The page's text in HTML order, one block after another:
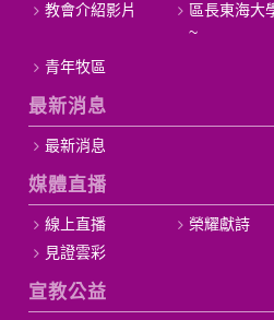
教會介紹影片
區長東海大
~
青年牧區
最新消息
最新消息
媒體直播
線上直播 榮耀獻詩
見證雲彩
宣教公益